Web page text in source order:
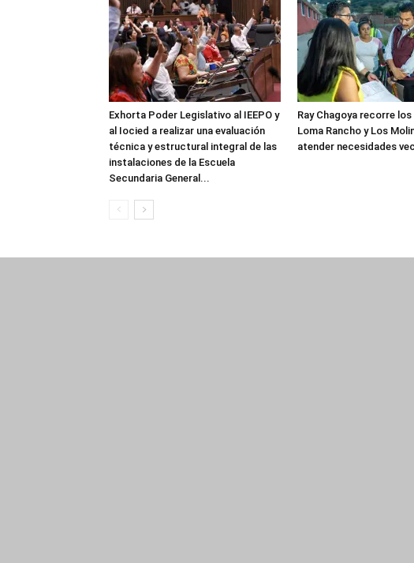
Exhorta Poder Legislativo al IEEPO y
al Iocied a realizar una evaluación
técnica y estructural integral de las
instalaciones de la Escuela
Secundaria General...
Ray Chagoya recorre
Loma Rancho y Los
atender necesidades